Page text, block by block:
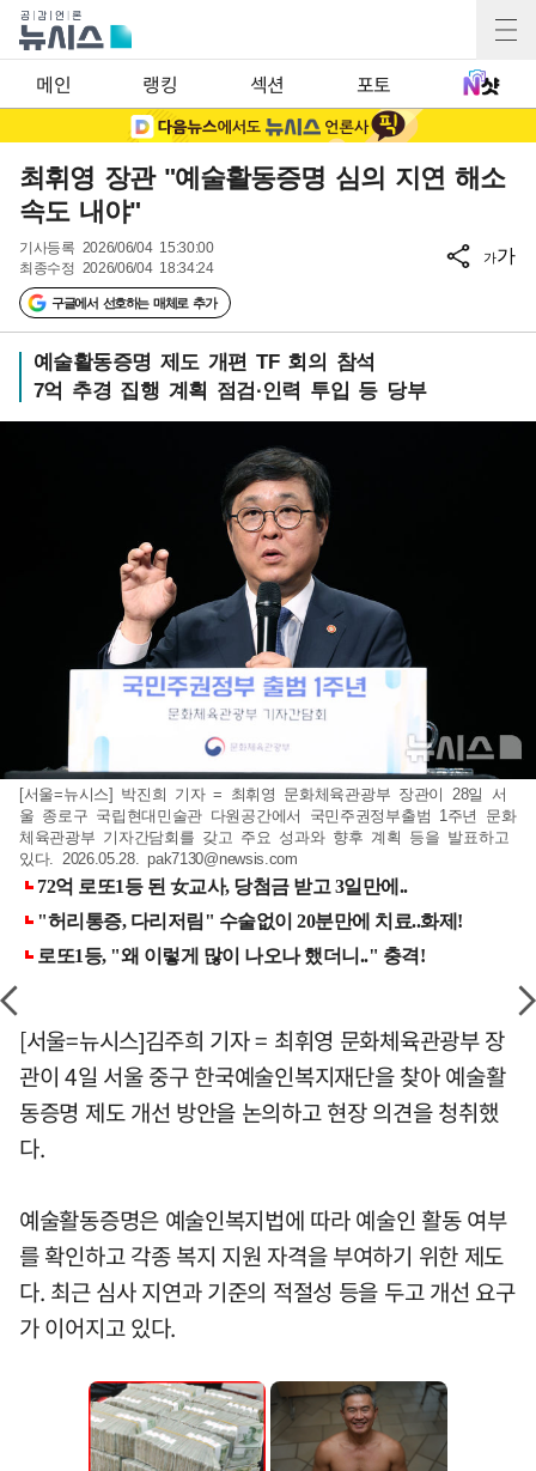
메인 랭킹 섹션 포토
최휘영 장관 "예술활동증명 심의 지연 해소
속도 내야"
기사등록 2026/06/04 15:30:00
최종수정 2026/06/04 18:34:24
구글에서 선호하는 매체로 추가
가가
예술활동증명 제도 개편 TF 회의 참석
7억 추경 집행 계획 점검·인력 투입 등 당부
[서울=뉴시스] 박진희 기자 = 최휘영 문화체육관광부 장관이 28일 서
울 종로구 국립현대민술관 다원공간에서 국민주권정부출범 1주년 문화
체육관광부 기자간담회를 갖고 주요 성과와 향후 계획 등을 발표하고
있다. 2026.05.28.pak7130@newsis.com
[서울=뉴시스]김주희 기자 = 최휘영 문화체육관광부 장
관이 4일 서울 중구 한국예술인복지재단을 찾아 예술활
동증명 제도 개선 방안을 논의하고 현장 의견을 청취했
다.
예술활동증명은 예술인복지법에 따라 예술인 활동 여부
를 확인하고 각종 복지 지원 자격을 부여하기 위한 제도
다. 최근 심사 지연과 기준의 적절성 등을 두고 개선 요구
가 이어지고 있다.